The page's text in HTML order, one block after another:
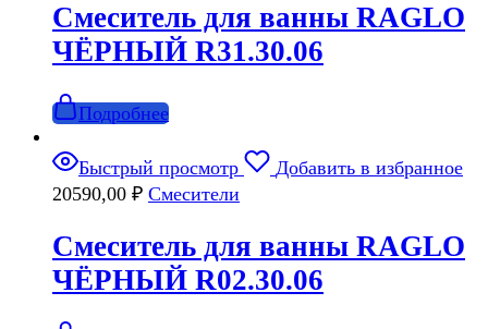
Смеситель для ванны RAGLO
ЧЁРНЫЙ R31.30.06
Подробнее
Быстрый просмотр
Добавить в избранное
20590,00 ₽ Смесители
Смеситель для ванны RAGLO
ЧЁРНЫЙ R02.30.06